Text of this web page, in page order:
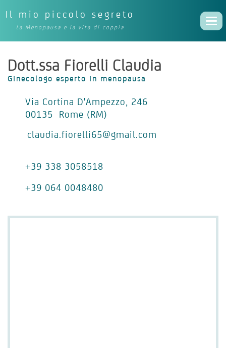
Il mio piccolo segreto
La Menopausa e la vita di coppia
Dott.ssa Fiorelli Claudia
Ginecologo esperto in menopausa
Via Cortina D'Ampezzo, 246
00135 Rome (RM)
claudia.fiorelli65@gmail.com
+39 338 3058518
+39 064 0048480